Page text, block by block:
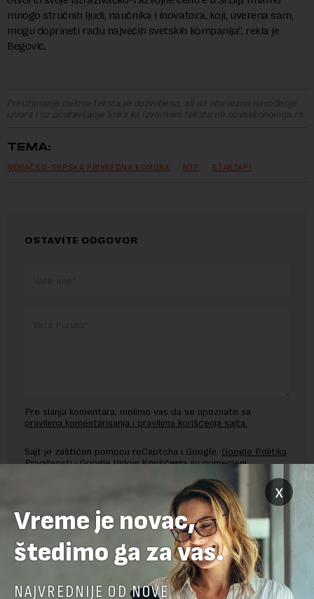
mnogo stručnih ljudi, naučnika i inovatora, koji, uverena sam,
mogu doprineti radu najvećih svetskih kompanija“, rekla je
Begović.
Preuzimanje delova teksta je dozvoljeno, ali uz obavezno navođenje
izvora i uz postavljanje linka ka izvornom tekstu na novaekonomija.rs
TEMA:
NEMAČKO-SRPSKA PRIVREDNA KOMORA NTP STARTAPI
OSTAVITE ODGOVOR
Pre slanja komentara, molimo vas da se upoznate sa
pravilima komentarisanja i pravilima korišćenja sajta.
Sajt je zaštićen pomocu reCaptcha i Google. Google Politika
PrivatnostiiGoogle Uslovi Korišćenjasu primenjeni.
x
Vreme je novac,
štedimo ga za vas.
NAJVREDNIJE OD NOVE